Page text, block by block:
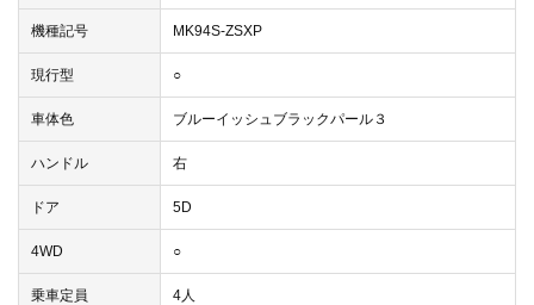
機種記号 MK94S-ZSXP
現行型 ○
車体色 ブルーイッシュブラックパール３
ハンドル 右
ドア 5D
4WD ○
乗車定員 4人